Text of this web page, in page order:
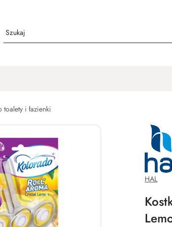
i łazienki
NAZWA
HAL
HAL